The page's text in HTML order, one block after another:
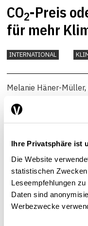
Ihre Privatsphäre ist
Die Website
statistischen
Leseempfehlungen
Daten sind
Werbezwecke
CO2-Preis
für mehr
INTERNATIONAL
Melanie Häner-Müller,